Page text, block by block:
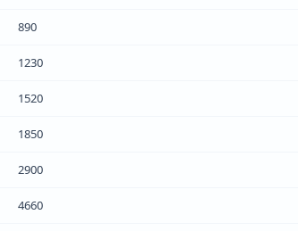
890
1230
1520
1850
2900
4660